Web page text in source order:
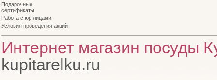
Подарочные
сертификаты
Работа с юр.лицами
Условия проведения акций
Интернет магазин посуды
kupitarelku.ru